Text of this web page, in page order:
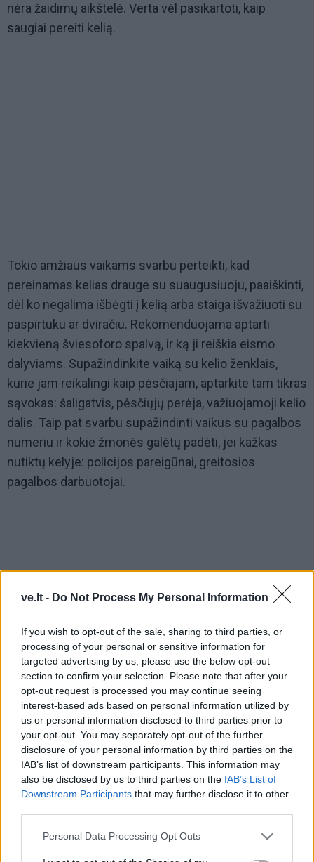
ve.lt - Do Not Process My Personal Information
If you wish to opt-out of the sale, sharing to third parties, or
processing of your personal or sensitive information for
targeted advertising by us, please use the below opt-out
section to confirm your selection. Please note that after your
opt-out request is processed you may continue seeing
interest-based ads based on personal information utilized by
us or personal information disclosed to third parties prior to
your opt-out. You may separately opt-out of the further
disclosure of your personal information by third parties on the
IAB’s list of downstream participants. This information may
also be disclosed by us to third parties on the IAB’s List of
Downstream Participants that may further disclose it to other
Personal Data Processing Opt Outs
nėra žaidimų aikštelė. Verta vėl pasikartoti, kaip
saugiai pereiti kelią.
Tokio amžiaus vaikams svarbu perteikti, kad
pereinamas kelias drauge su suaugusiuoju, paaiškinti,
dėl ko negalima išbėgti į kelią arba staiga išvažiuoti su
paspirtuku ar dviračiu. Rekomenduojama aptarti
kiekvieną šviesoforo spalvą, ir ką ji reiškia eismo
dalyviams. Supažindinkite vaiką su kelio ženklais,
kurie jam reikalingi kaip pėsčiajam, aptarkite tam tikras
sąvokas: šaligatvis, pėsčiųjų perėja, važiuojamoji kelio
dalis. Taip pat svarbu supažindinti vaikus su pagalbos
numeriu ir kokie žmonės galėtų padėti, jei kažkas
nutiktų kelyje: policijos pareigūnai, greitosios
pagalbos darbuotojai.
5-7 metųvaikai turėtų gebėti pasakyti, kas yra saugus
eismas, kam reikalingi kelias, gatvė, šaligatvis. Turėtų
suprasti, kaip saugiai pereiti į kitą kelio pusę per
perėją ar šviesoforo sankryžoje.
namų iki darželio ar mokyklos, žino savo saugiausią